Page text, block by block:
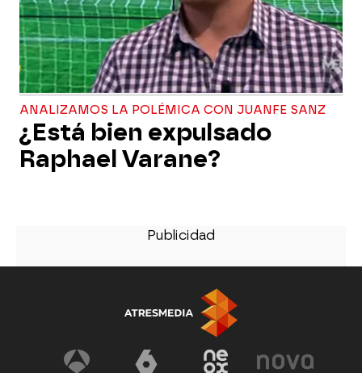
ANALIZAMOS LA POLÉMICA CON JUANFE SANZ
¿Está bien expulsado
Raphael Varane?